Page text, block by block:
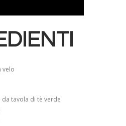
velo
da tavola di tè verde